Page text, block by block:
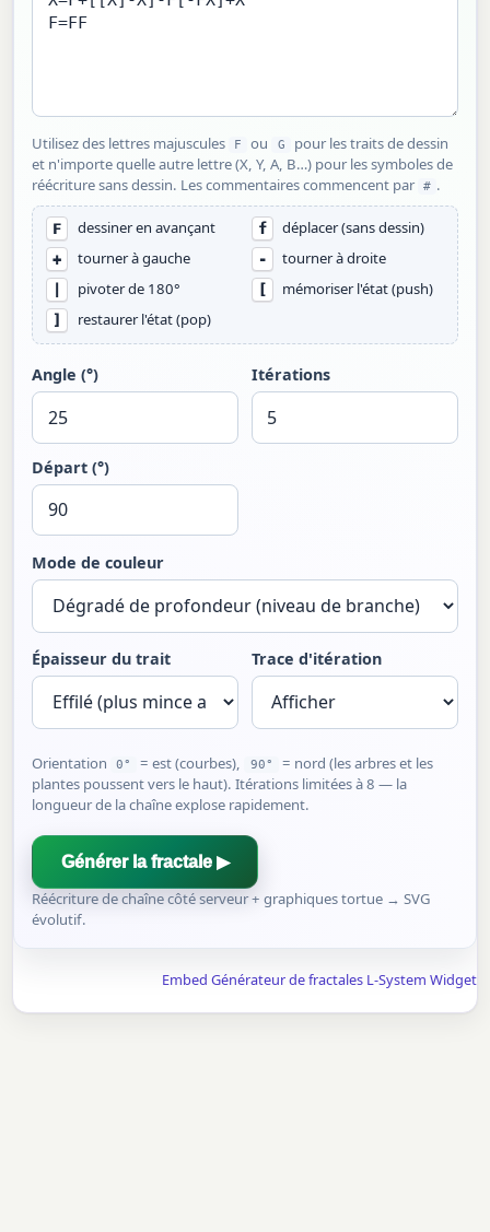
Utilisez des lettres majuscules F ou G
pour les traits de dessin
et n'importe quelle autre lettre (X, Y, A, B…) pour les symboles de
réécriture sans dessin. Les commentaires commencent par
# .
F dessiner en avançant f déplacer (sans dessin)
+ tourner à gauche - tourner à droite
pivoter de 180° mémoriser l'état (push)
restaurer l'état (pop)
Angle (°) Itérations
Départ (°)
Mode de couleur
Épaisseur du trait Trace d'itération
Orientation 0° = est (courbes), 90°
= nord (les arbres et les
plantes poussent vers le haut). Itérations limitées à 8 — la
longueur de la chaîne explose rapidement.
Générer la fractale ▶
Réécriture de chaîne côté serveur + graphiques tortue → SVG
évolutif.
Embed Générateur de fractales L-System Widget